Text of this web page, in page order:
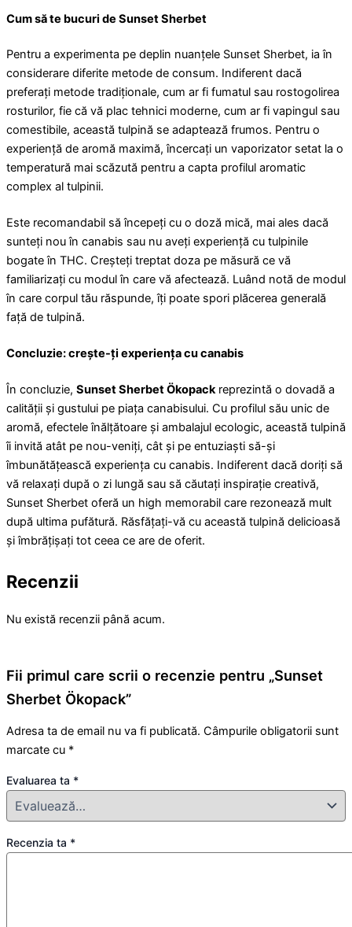
Cum să te bucuri de Sunset Sherbet
Pentru a experimenta pe deplin nuanțele Sunset Sherbet, ia în
considerare diferite metode de consum. Indiferent dacă
preferați metode tradiționale, cum ar fi fumatul sau rostogolirea
rosturilor, fie că vă plac tehnici moderne, cum ar fi vapingul sau
comestibile, această tulpină se adaptează frumos. Pentru o
experiență de aromă maximă, încercați un vaporizator setat la o
temperatură mai scăzută pentru a capta profilul aromatic
complex al tulpinii.
Este recomandabil să începeți cu o doză mică, mai ales dacă
sunteți nou în canabis sau nu aveți experiență cu tulpinile
bogate în THC. Creșteți treptat doza pe măsură ce vă
familiarizați cu modul în care vă afectează. Luând notă de modul
în care corpul tău răspunde, îți poate spori plăcerea generală
față de tulpină.
Concluzie: crește-ți experiența cu canabis
În concluzie, Sunset Sherbet Ökopackreprezintă o dovadă a
calității și gustului pe piața canabisului. Cu profilul său unic de
aromă, efectele înălțătoare și ambalajul ecologic, această tulpină
îi invită atât pe nou-veniți, cât și pe entuziaști să-și
îmbunătățească experiența cu canabis. Indiferent dacă doriți să
vă relaxați după o zi lungă sau să căutați inspirație creativă,
Sunset Sherbet oferă un high memorabil care rezonează mult
după ultima pufătură. Răsfățați-vă cu această tulpină delicioasă
și îmbrățișați tot ceea ce are de oferit.
Recenzii
Nu există recenzii până acum.
Fii primul care scrii o recenzie pentru „Sunset
Sherbet Ökopack”
Adresa ta de email nu va fi publicată. Câmpurile obligatorii sunt
marcate cu *
Evaluarea ta *
Recenzia ta *